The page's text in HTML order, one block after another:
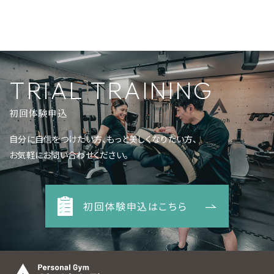
TRIAL TRAINING
初回体験申込
自分に自信をつけたい方、もっと美しくなりたい方、
お気軽にお問い合わせください。
初回体験申込はこちら